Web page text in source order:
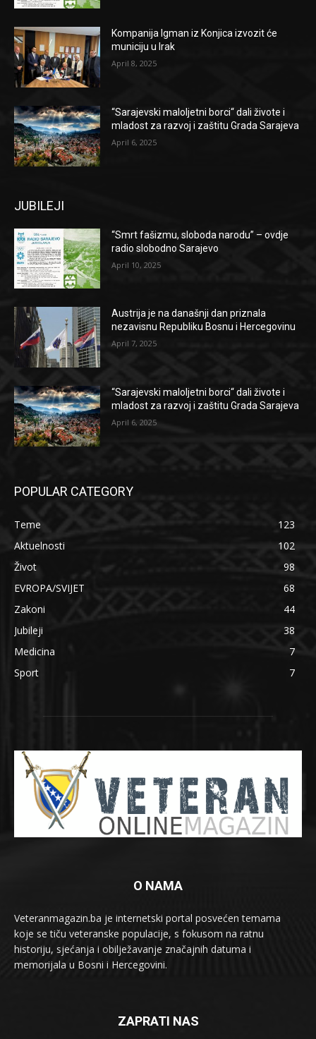
Kompanija Igman iz Konjica izvozit će
municiju u Irak
April 8, 2025
“Sarajevski maloljetni borci“ dali živote i
mladost za razvoj i zaštitu Grada Sarajeva
April 6, 2025
JUBILEJI
“Smrt fašizmu, sloboda narodu” – ovdje
radio slobodno Sarajevo
April 10, 2025
Austrija je na današnji dan priznala
nezavisnu Republiku Bosnu i Hercegovinu
April 7, 2025
“Sarajevski maloljetni borci“ dali živote i
mladost za razvoj i zaštitu Grada Sarajeva
April 6, 2025
POPULAR CATEGORY
Teme
123
Aktuelnosti
102
Život
98
EVROPA/SVIJET
68
Zakoni
44
Jubileji
38
Medicina
7
Sport
7
O NAMA
Veteranmagazin.ba je internetski portal posvećen temama
koje se tiču veteranske populacije, s fokusom na ratnu
historiju, sjećanja i obilježavanje značajnih datuma i
memorijala u Bosni i Hercegovini.
ZAPRATI NAS